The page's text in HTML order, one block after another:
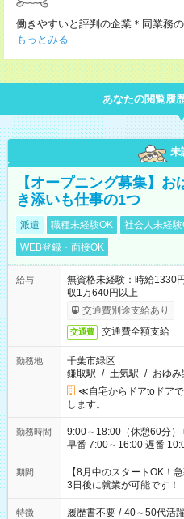
働きやすいと評判の企業＊同業務
もっとみる
あなたの閲覧履
未
【オープニング募集】
き添いも仕事の1つ
派遣 職種未経験OK 社会人未経験
WEB登録・面接OK
給与
無資格未経験：時給
収1万640円以上
交通費別途支給あり
交通費 交通費全額支給
勤務地
千葉市緑区
鎌取駅 / 土気駅 / おゆみ
≪自宅からドアtoドア
します。
勤務時間
9:00～18:00（休憩60分） ■ご希望があれば下記シフトもOK！
早番 7:00～16:00 遅番 10:00
と休みを合わせたい」 「
「できれば残業はしたく
ね。 ※Wワーク希望の方へ 今ご覧のお仕事で希望する勤務時間
と、もう1つのお仕事の勤
合は応募できません。
期間
【8月中のスタートOK！
3日後に就業が可能です！
特徴 履歴書不要 / 40～50代活